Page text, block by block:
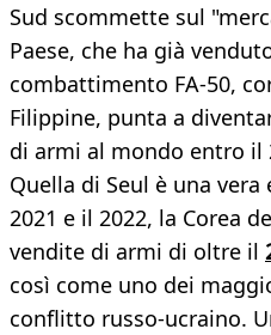
Sud scommette sul
Paese, che ha già
combattimento FA-50,
Filippine, punta a
di armi al mondo entro il
Quella di Seul è una vera
2021 e il 2022, la Corea
vendite di armi di oltre il
così come uno dei
conflitto russo-ucraino.